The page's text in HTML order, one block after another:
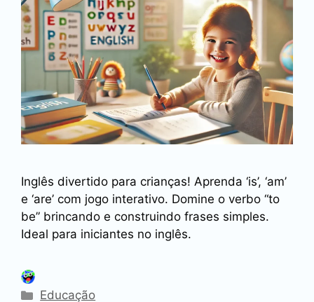
Inglês divertido para crianças! Aprenda ‘is’, ‘am’
e ‘are’ com jogo interativo. Domine o verbo “to
be” brincando e construindo frases simples.
Ideal para iniciantes no inglês.
Categorias
Educação